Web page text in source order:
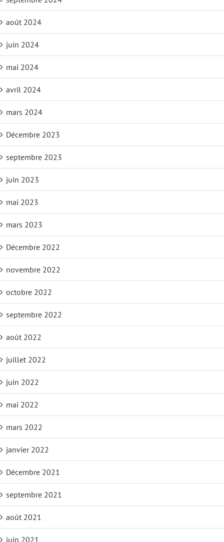
août 2024
juin 2024
mai 2024
avril 2024
mars 2024
Décembre 2023
septembre 2023
juin 2023
mai 2023
mars 2023
Décembre 2022
novembre 2022
octobre 2022
septembre 2022
août 2022
juillet 2022
juin 2022
mai 2022
mars 2022
janvier 2022
Décembre 2021
septembre 2021
août 2021
juin 2021